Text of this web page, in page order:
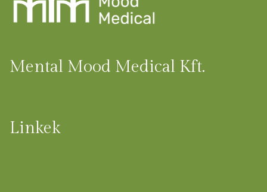
Mental Mood Medical Kft.
Linkek